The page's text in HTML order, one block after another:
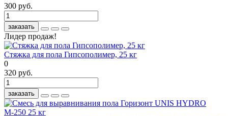
300 руб.
заказать
Лидер продаж!
Стяжка для пола Гипсополимер, 25 кг
0
320 руб.
заказать